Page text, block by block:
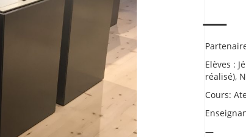
Elèves :
réalisé),
Cours: